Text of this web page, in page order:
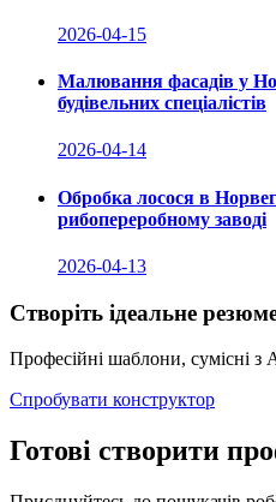
2026-04-15
Малювання фасадів у
будівельних спеціалістів
2026-04-14
Обробка лосося в
рибопереробному заводі
2026-04-13
Створіть ідеальне
Професійні шаблони, сумісні з
Спробувати конструктор
Готові створити